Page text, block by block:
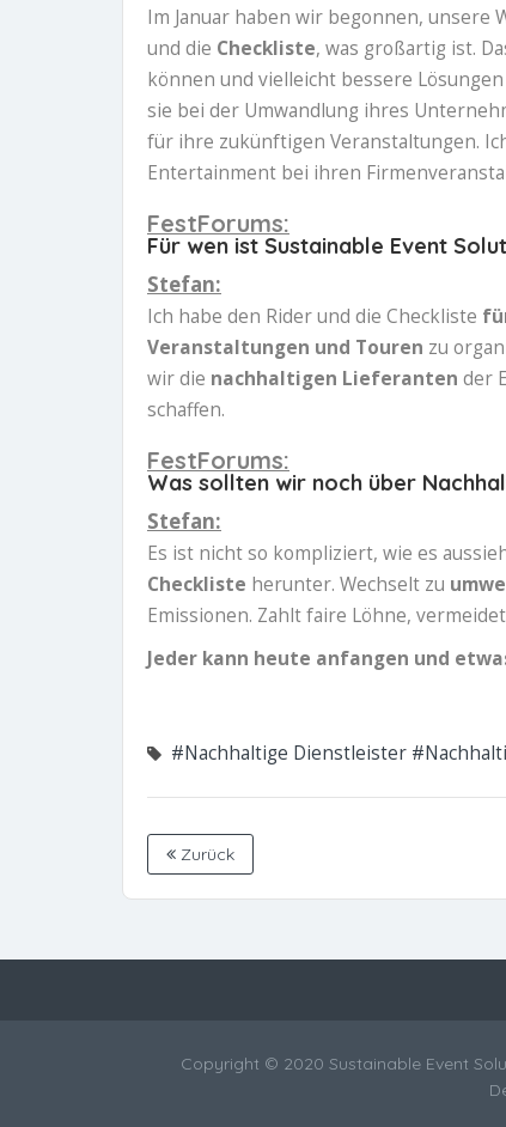
Im Januar haben wir begonnen,
und die Checkliste, was großartig ist.
können und vielleicht bessere
sie bei der Umwandlung ihres
für ihre zukünftigen Veranstaltungen.
Entertainment bei ihren
FestForums:
Für wen ist Sustainable Event
Stefan:
Ich habe den Rider und die Checkliste
Veranstaltungen und Touren zu
wir die nachhaltigen Lieferanten der
schaffen.
FestForums:
Was sollten wir noch über
Stefan:
Es ist nicht so kompliziert, wie es
Checkliste herunter. Wechselt zu
Emissionen. Zahlt faire Löhne,
Jeder kann heute anfangen und
#Nachhaltige Dienstleister
Zurück
Copyright © 2020 Sustainable Event